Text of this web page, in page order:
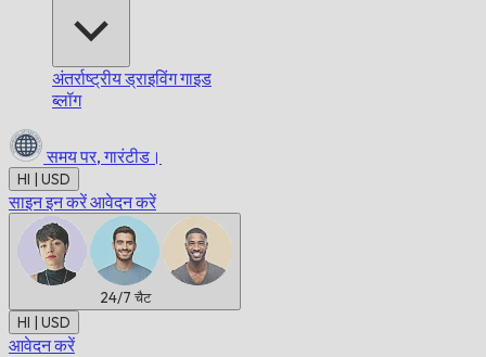
अंतर्राष्ट्रीय ड्राइविंग गाइड
ब्लॉग
समय पर, गारंटीड।
HI | USD
साइन इन करेंआवेदन करें
24/7 चैट
HI | USD
आवेदन करें